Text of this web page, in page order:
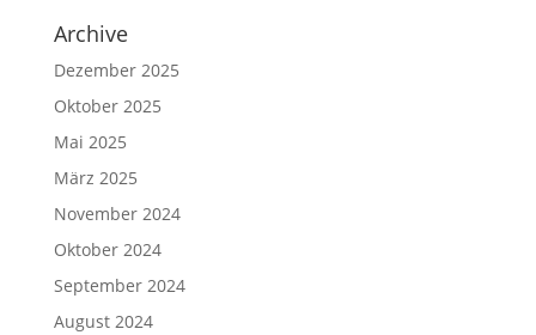
Archive
Dezember 2025
Oktober 2025
Mai 2025
März 2025
November 2024
Oktober 2024
September 2024
August 2024